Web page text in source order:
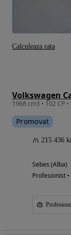
Volkswagen
1968 cm3 • 102 CP
Promovat
215 436
Sebes (Alba)
Profesionist
Calculeaza rata